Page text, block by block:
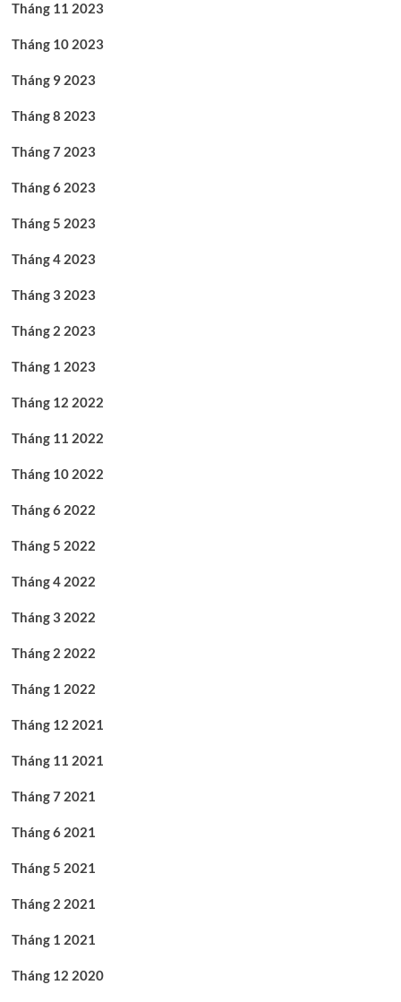
Tháng 11 2023
Tháng 10 2023
Tháng 9 2023
Tháng 8 2023
Tháng 7 2023
Tháng 6 2023
Tháng 5 2023
Tháng 4 2023
Tháng 3 2023
Tháng 2 2023
Tháng 1 2023
Tháng 12 2022
Tháng 11 2022
Tháng 10 2022
Tháng 6 2022
Tháng 5 2022
Tháng 4 2022
Tháng 3 2022
Tháng 2 2022
Tháng 1 2022
Tháng 12 2021
Tháng 11 2021
Tháng 7 2021
Tháng 6 2021
Tháng 5 2021
Tháng 2 2021
Tháng 1 2021
Tháng 12 2020